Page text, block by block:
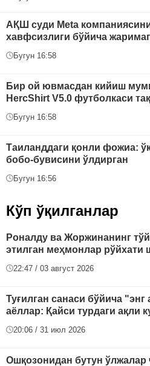
АҚШ суди Meta
хавфсизлиги бўйича
Бугун 16:58
Бир ой ювмасдан кийиш
HercShirt V5.0 футболкаси
Бугун 16:58
Таиланддаги қонли фожиа:
бобо-бувисини ўлдирган
Бугун 16:56
Кўп ўқилганлар
Роналду ва Жоржинанинг
этилган меҳмонлар рўйхати
22:47 / 03 август 2026
Туғилган санаси бўйича "энг
аёллар: Қайси турдаги ақли
20:06 / 31 июл 2026
Ошқозонидан бутун ўлжалар